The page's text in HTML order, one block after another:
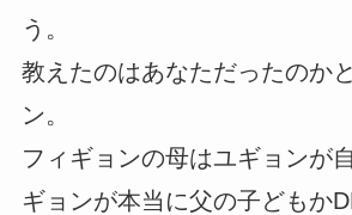
う。
教えたのはあなただったのか
ン。
フィギョンの母はユギョンが
ギョンが本当に父の子どもか